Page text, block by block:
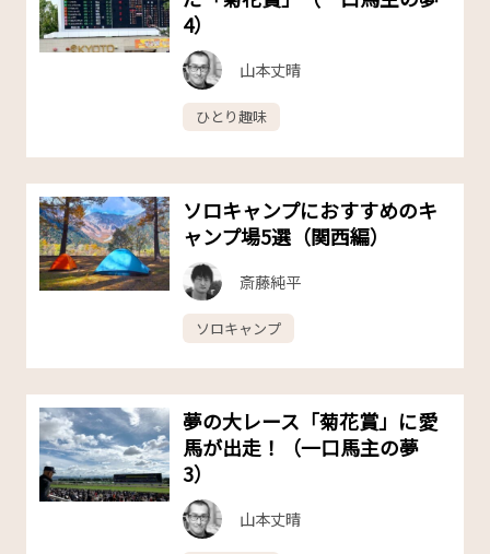
4）
山本丈晴
ひとり趣味
ソロキャンプにおすすめのキ
ャンプ場5選（関西編）
斎藤純平
ソロキャンプ
夢の大レース「菊花賞」に愛
馬が出走！（一口馬主の夢
3）
山本丈晴